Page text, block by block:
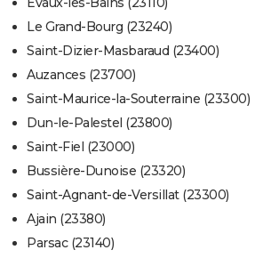
Le Grand-Bourg (23240)
Saint-Dizier-Masbaraud (23400)
Auzances (23700)
Saint-Maurice-la-Souterraine (23300)
Dun-le-Palestel (23800)
Saint-Fiel (23000)
Bussière-Dunoise (23320)
Saint-Agnant-de-Versillat (23300)
Ajain (23380)
Parsac (23140)